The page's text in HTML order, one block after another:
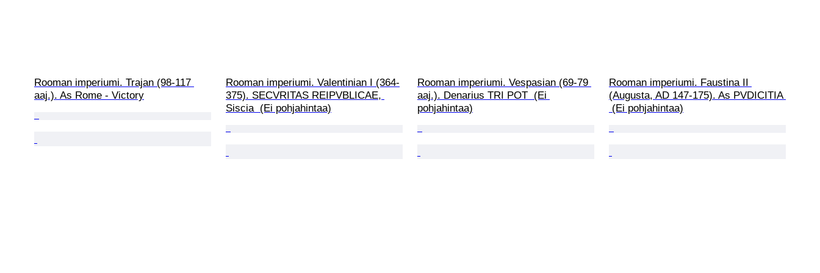
Rooman imperiumi. Trajan (98-117
aaj.). As Rome - Victory
Rooman imperiumi. Valentinian I (364-
375). SECVRITAS REIPVBLICAE,
Siscia  (Ei pohjahintaa)
Rooman imperiumi. Vespasian (69-79
aaj.). Denarius TRI POT  (Ei
pohjahintaa)
Rooman imperiumi. Faustina II
(Augusta, AD 147-175). As PVDICITIA
(Ei pohjahintaa)